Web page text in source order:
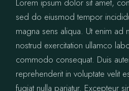
Lorem ipsum dolor sit amet,
sed do eiusmod tempor
magna sens aliqua. Ut enim ad
nostrud exercitation ullamco
commodo consequat. Duis
reprehenderit in voluptate velit
fugiat nulla pariatur. Excepteur